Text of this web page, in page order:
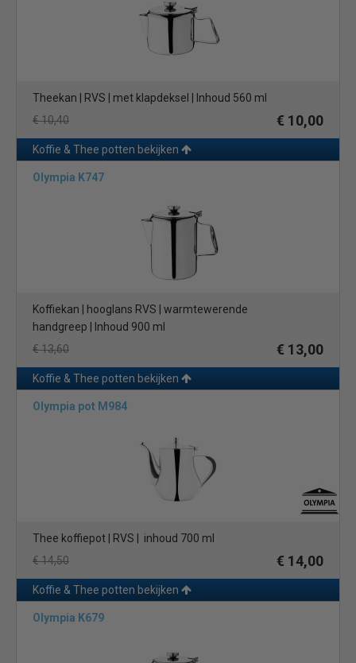
Theekan | RVS | met klapdeksel | Inhoud 560 ml
€ 10,40
€ 10,00
Koffie & Thee potten bekijken
Olympia K747
Koffiekan | hooglans RVS | warmtewerende
handgreep | Inhoud 900 ml
€ 13,60
€ 13,00
Koffie & Thee potten bekijken
Olympia pot M984
Thee koffiepot | RVS | inhoud 700 ml
€ 14,50
€ 14,00
Koffie & Thee potten bekijken
Olympia K679